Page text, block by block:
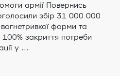
армії Повернись
збір 31 000 000
форми та
100% закриття потреби
у ...